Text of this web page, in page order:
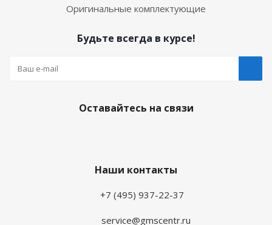
Оригинальные комплектующие
Будьте всегда в курсе!
Оставайтесь на связи
Наши контакты
+7 (495) 937-22-37
service@gmscentr.ru